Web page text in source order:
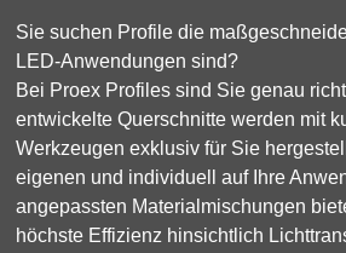
Sie suchen Profile die
LED-Anwendungen sind?
Bei Proex Profiles sind Sie genau
entwickelte Querschnitte werden mit
Werkzeugen exklusiv für Sie
eigenen und individuell auf Ihre
angepassten Materialmischungen
höchste Effizienz hinsichtlich